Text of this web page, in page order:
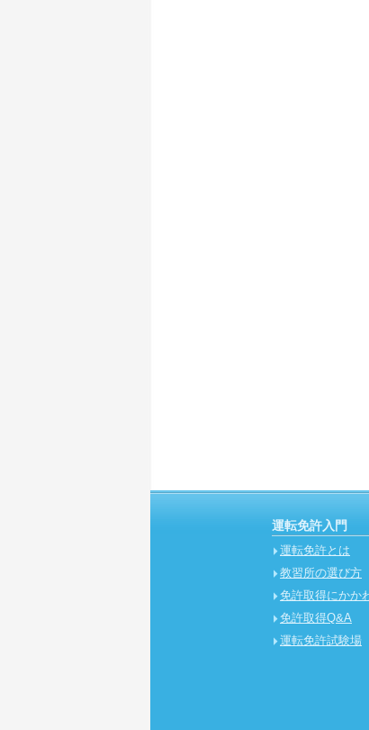
運転免許入門
運転免許とは
教習所の選び方
免許取得にかか
免許取得Q&A
運転免許試験場